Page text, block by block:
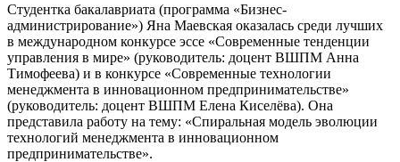
Студентка бакалавриата (программа «Бизнес-
администрирование») Яна Маевская оказалась среди лучших
в международном конкурсе эссе «Современные тенденции
управления в мире» (руководитель: доцент ВШПМ Анна
Тимофеева) и в конкурсе «Современные технологии
менеджмента в инновационном предпринимательстве»
(руководитель: доцент ВШПМ Елена Киселёва). Она
представила работу на тему: «Спиральная модель эволюции
технологий менеджмента в инновационном
предпринимательстве».